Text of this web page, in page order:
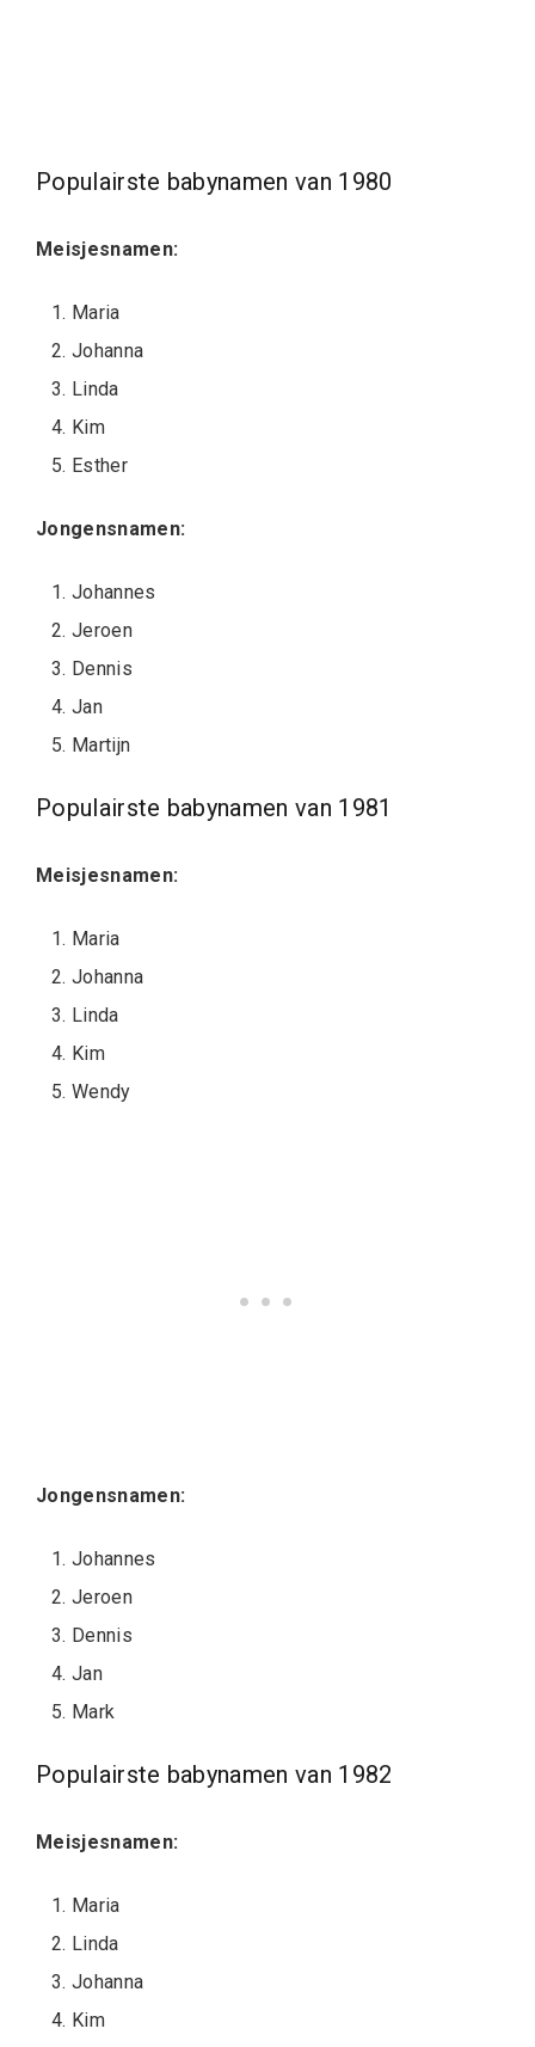
Populairste babynamen van 1980
Meisjesnamen:
Maria
Johanna
Linda
Kim
Esther
Jongensnamen:
Johannes
Jeroen
Dennis
Jan
Martijn
Populairste babynamen van 1981
Meisjesnamen:
Maria
Johanna
Linda
Kim
Wendy
Jongensnamen:
Johannes
Jeroen
Dennis
Jan
Mark
Populairste babynamen van 1982
Meisjesnamen:
Maria
Linda
Johanna
Kim